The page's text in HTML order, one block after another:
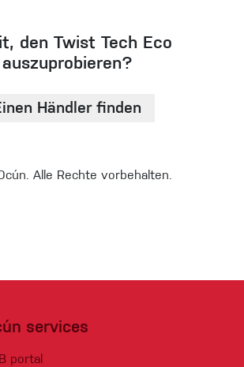
den Twist Tech Eco
auszuprobieren?
Händler finden
Alle Rechte vorbehalten.
services
portal